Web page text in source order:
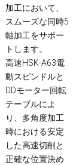
加工において、
スムーズな同時5
軸加工をサポー
トします。
高速HSK-A63電
動スピンドルと
DDモーター回転
テーブルによ
り、多角度加工
時における安定
した高速切削と
正確な位置決め